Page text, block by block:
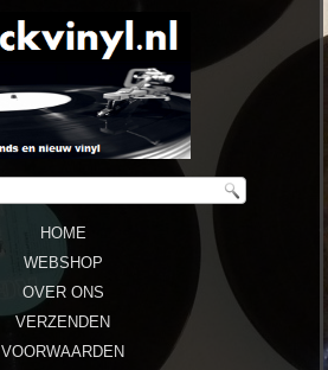
HOME
WEBSHOP
OVER ONS
VERZENDEN
VOORWAARDEN